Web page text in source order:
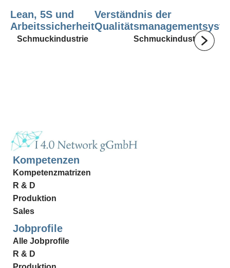
Lean, 5S und
Arbeitssicherheit
Schmuckindustrie
Verständnis der
Schmuckindustrie
Kompetenzen
Kompetenzmatrizen
R & D
Produktion
Sales
Jobprofile
Alle Jobprofile
R & D